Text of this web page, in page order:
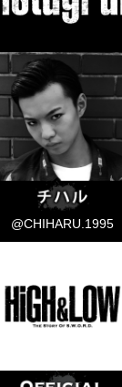
@CHIHARU.1995